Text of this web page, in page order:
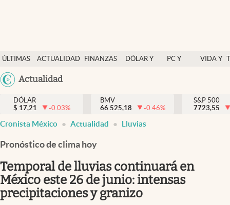
ÚLTIMAS
NOTICIAS
ACTUALIDAD
FINANZAS
DÓLAR Y
PC Y
VIDA Y
México
Actualidad
Actualidad
Finanzas y economía
Dólar y mercados
Pc y celular
Vida y estilo
DÓLAR
$ 17,21 -0.03%
BMV
66.525,18
-0.46%
S&P 500
7723,55
Cronista México Actualidad Lluvias
Pronóstico de clima hoy
Temporal de lluvias continuará en
México este 26 de junio: intensas
precipitaciones y granizo